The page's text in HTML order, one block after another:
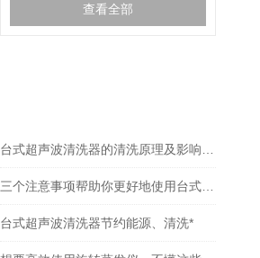
查看全部
台式超声波清洗器节约能源、清洗*